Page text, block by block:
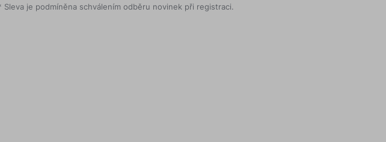
Sleva je podmíněna schválením odběru novinek při registraci.